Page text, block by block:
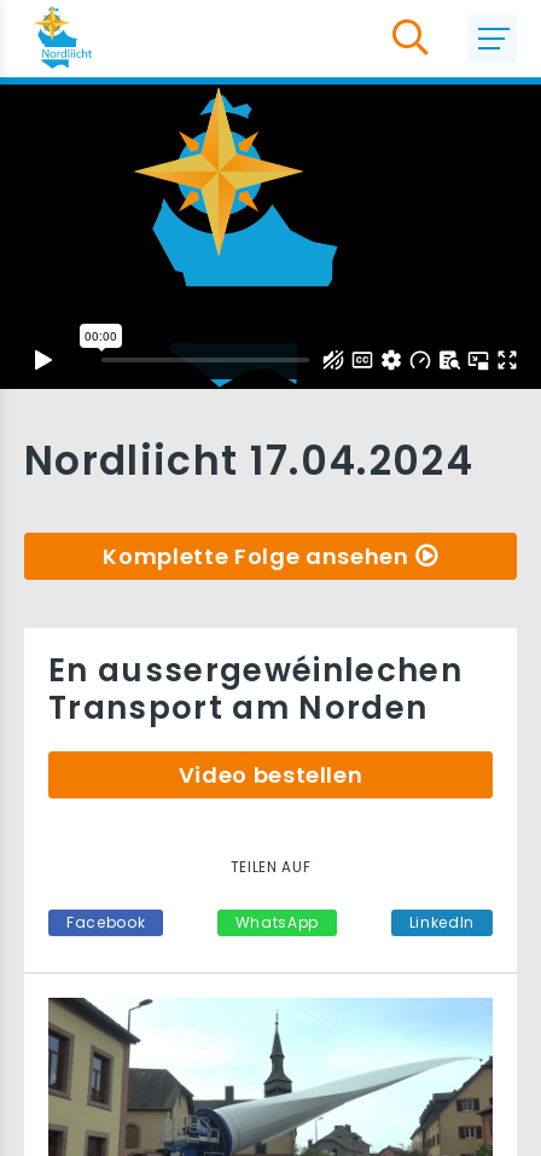
Nordliicht 17.04.2024
Komplette Folge ansehen
En aussergewéinlechen
Transport am Norden
Video bestellen
TEILEN AUF
Facebook WhatsApp LinkedIn